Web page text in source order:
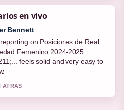
en vivo
verification work around Bono
enero 2026: montos y
More outlets should write like
ATRAS